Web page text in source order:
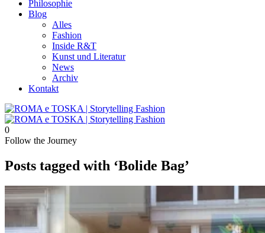
Philosophie
Blog
Alles
Fashion
Inside R&T
Kunst und Literatur
News
Archiv
Kontakt
0
Follow the Journey
Posts tagged with ‘Bolide Bag’